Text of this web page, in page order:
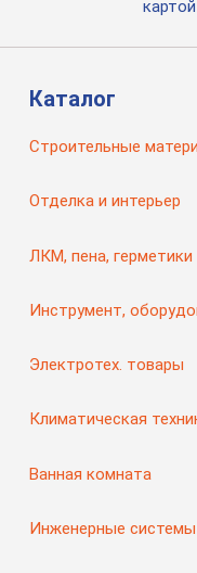
Каталог
Строительные
Отделка и интерьер
ЛКМ, пена, герметики
Инструмент,
Электротех. товары
Климатическая
Ванная комната
Инженерные системы